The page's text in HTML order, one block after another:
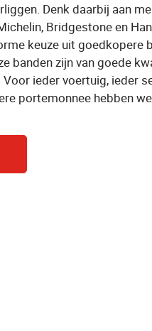
Denk daarbij aan
Bridgestone en
keuze uit goedkopere
banden zijn van goede
ieder voertuig, ieder
portemonnee hebben